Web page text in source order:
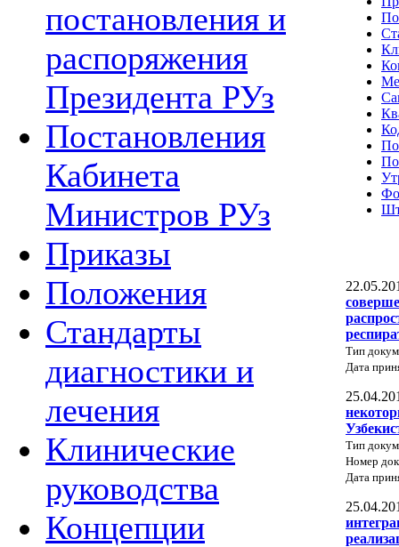
постановления и
распоряжения
Президента РУз
Постановления
Кабинета
Министров РУз
Приказы
Положения
Стандарты
диагностики и
лечения
Клинические
руководства
Концепции
Тип
Дата
Тип
Номер
Дата